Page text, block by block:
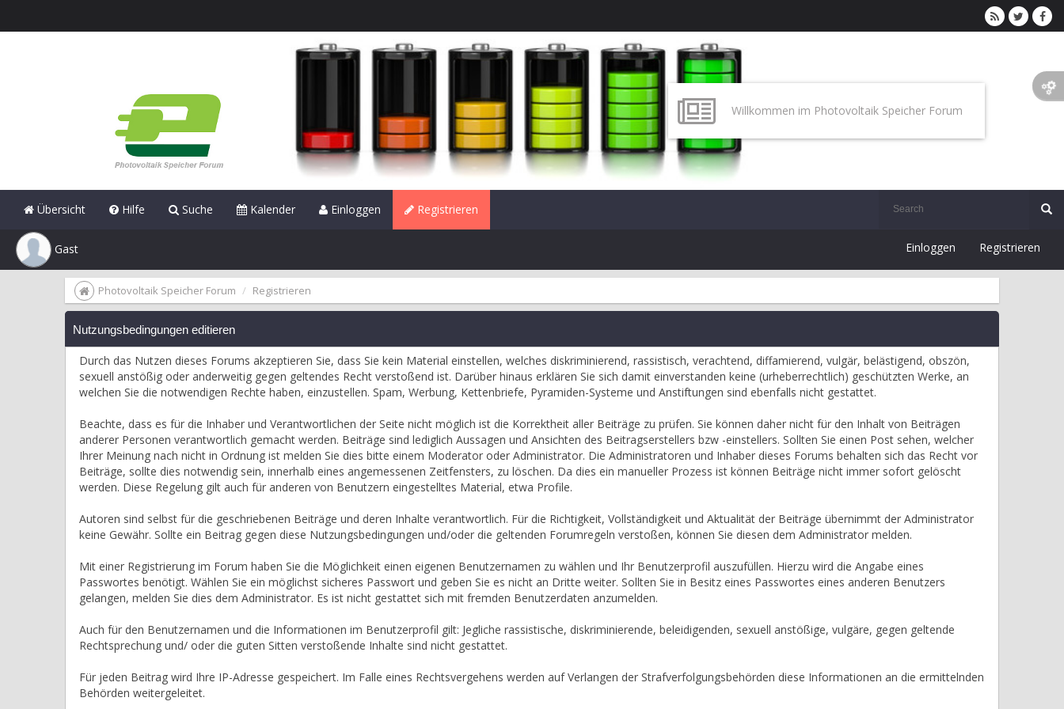
Willkommen im Photovoltaik Speicher Forum
Übersicht Hilfe Suche Kalender Einloggen Registrieren
Gast Einloggen Registrieren
Photovoltaik Speicher Forum Registrieren
Nutzungsbedingungen editieren
Durch das Nutzen dieses Forums akzeptieren Sie, dass Sie kein Material einstellen, welches diskriminierend, rassistisch, verachtend, diffamierend, vulgär, belästigend, obszön,
sexuell anstößig oder anderweitig gegen geltendes Recht verstoßend ist. Darüber hinaus erklären Sie sich damit einverstanden keine (urheberrechtlich) geschützten Werke, an
welchen Sie die notwendigen Rechte haben, einzustellen. Spam, Werbung, Kettenbriefe, Pyramiden-Systeme und Anstiftungen sind ebenfalls nicht gestattet.
Beachte, dass es für die Inhaber und Verantwortlichen der Seite nicht möglich ist die Korrektheit aller Beiträge zu prüfen. Sie können daher nicht für den Inhalt von Beiträgen
anderer Personen verantwortlich gemacht werden. Beiträge sind lediglich Aussagen und Ansichten des Beitragserstellers bzw -einstellers. Sollten Sie einen Post sehen, welcher
Ihrer Meinung nach nicht in Ordnung ist melden Sie dies bitte einem Moderator oder Administrator. Die Administratoren und Inhaber dieses Forums behalten sich das Recht vor
Beiträge, sollte dies notwendig sein, innerhalb eines angemessenen Zeitfensters, zu löschen. Da dies ein manueller Prozess ist können Beiträge nicht immer sofort gelöscht
werden. Diese Regelung gilt auch für anderen von Benutzern eingestelltes Material, etwa Profile.
Autoren sind selbst für die geschriebenen Beiträge und deren Inhalte verantwortlich. Für die Richtigkeit, Vollständigkeit und Aktualität der Beiträge übernimmt der Administrator
keine Gewähr. Sollte ein Beitrag gegen diese Nutzungsbedingungen und/oder die geltenden Forumregeln verstoßen, können Sie diesen dem Administrator melden.
Mit einer Registrierung im Forum haben Sie die Möglichkeit einen eigenen Benutzernamen zu wählen und Ihr Benutzerprofil auszufüllen. Hierzu wird die Angabe eines
Passwortes benötigt. Wählen Sie ein möglichst sicheres Passwort und geben Sie es nicht an Dritte weiter. Sollten Sie in Besitz eines Passwortes eines anderen Benutzers
gelangen, melden Sie dies dem Administrator. Es ist nicht gestattet sich mit fremden Benutzerdaten anzumelden.
Auch für den Benutzernamen und die Informationen im Benutzerprofil gilt: Jegliche rassistische, diskriminierende, beleidigenden, sexuell anstößige, vulgäre, gegen geltende
Rechtsprechung und/ oder die guten Sitten verstoßende Inhalte sind nicht gestattet.
Für jeden Beitrag wird Ihre IP-Adresse gespeichert. Im Falle eines Rechtsvergehens werden auf Verlangen der Strafverfolgungsbehörden diese Informationen an die ermittelnden
Behörden weitergeleitet.